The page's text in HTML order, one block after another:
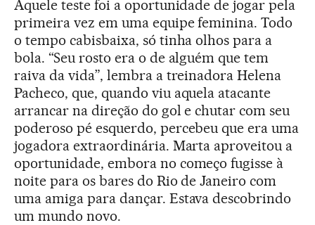
Aquele teste foi a oportunidade de jogar pela
primeira vez em uma equipe feminina. Todo
o tempo cabisbaixa, só tinha olhos para a
bola. “Seu rosto era o de alguém que tem
raiva da vida”, lembra a treinadora Helena
Pacheco, que, quando viu aquela atacante
arrancar na direção do gol e chutar com seu
poderoso pé esquerdo, percebeu que era uma
jogadora extraordinária. Marta aproveitou a
oportunidade, embora no começo fugisse à
noite para os bares do Rio de Janeiro com
uma amiga para dançar. Estava descobrindo
um mundo novo.